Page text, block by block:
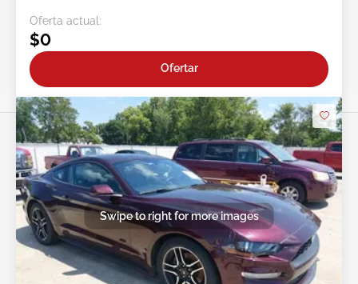
Oferta actual:
$0
Ofertar
Swipe to right for more images